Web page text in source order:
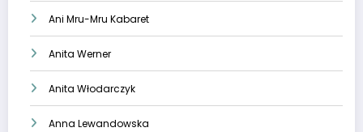
Ani Mru-Mru Kabaret
Anita Werner
Anita Włodarczyk
Anna Lewandowska